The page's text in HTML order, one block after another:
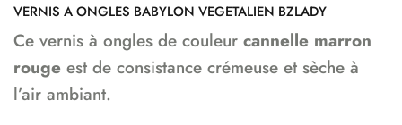
VERNIS A ONGLES BABYLON VEGETALIEN BZLADY
Ce vernis à ongles de couleur cannelle marron
rouge est de consistance crémeuse et sèche à
l’air ambiant.